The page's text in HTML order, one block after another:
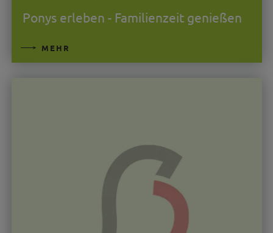
Ponys erleben - Familienzeit genießen
MEHR